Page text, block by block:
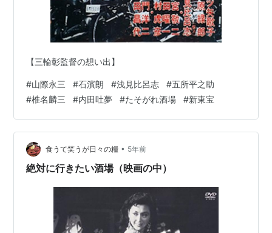
【三輪彰監督の想い出】
#山際永三 #石濱朗 #浅見比呂志 #五所平之助
#椎名麟三 #内田吐夢 #たそがれ酒場 #新東宝
食うて笑うが日々の糧 • 5年前
絶対に行きたい酒場（映画の中）